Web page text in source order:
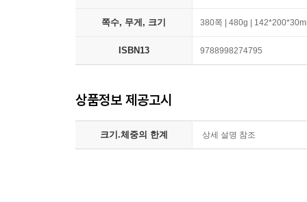
쪽수, 무게, 크기 380쪽 | 480g |
ISBN13 9788998274795
상품정보 제공고시
크기.체중의 한계 상세 설명 참조